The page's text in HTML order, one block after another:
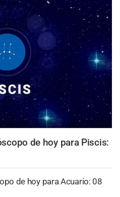
de hoy para Piscis:
de hoy para Acuario: 08